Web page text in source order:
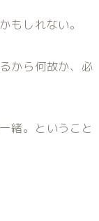
もしれない。
から何故か、必
緒。ということ